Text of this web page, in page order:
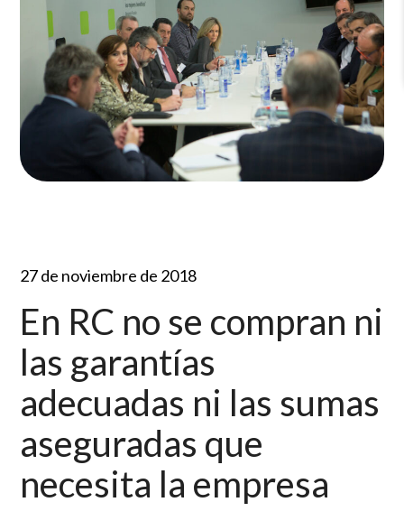
27 de noviembre de 2018
En RC no se compran ni
las garantías
adecuadas ni las sumas
aseguradas que
necesita la empresa